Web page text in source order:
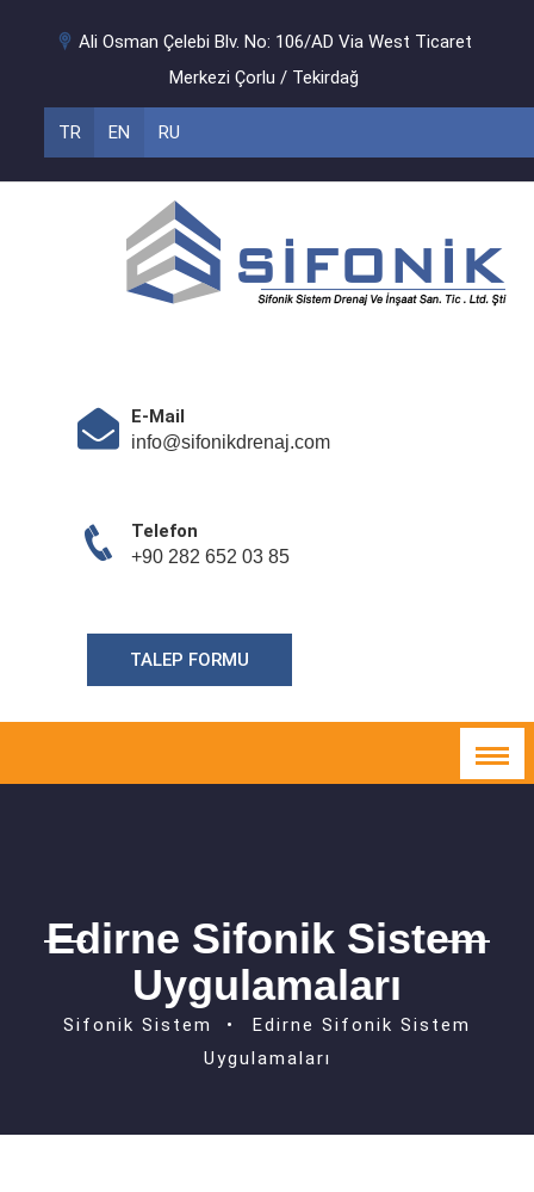
Ali Osman Çelebi Blv. No: 106/AD Via West Ticaret
Merkezi Çorlu / Tekirdağ
TR EN RU
E-Mail
info@sifonikdrenaj.com
Telefon
+90 282 652 03 85
TALEP FORMU
Edirne Sifonik Sistem
Uygulamaları
Sifonik Sistem
Edirne Sifonik Sistem
Uygulamaları